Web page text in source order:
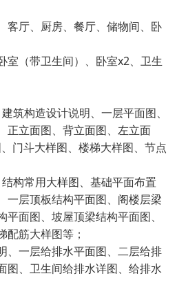
客厅、厨房、餐厅、储物间、卧
室（带卫生间）、卧室x2、卫生
筑构造设计说明、一层平面图、
正立面图、背立面图、左立面
门斗大样图、楼梯大样图、节点
构常用大样图、基础平面布置
一层顶板结构平面图、阁楼层梁
面图、坡屋顶梁结构平面图、
配筋大样图等；
、一层给排水平面图、二层给排
图、卫生间给排水详图、给排水